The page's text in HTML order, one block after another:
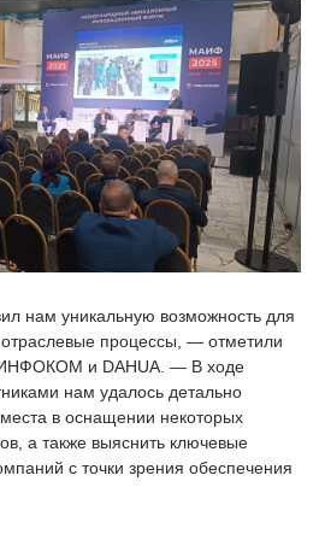
нам уникальную возможность для
отраслевые процессы, — отметили
ИНФОКОМ и DAHUA. — В ходе
нам удалось детально
в оснащении некоторых
а также выяснить ключевые
с точки зрения обеспечения